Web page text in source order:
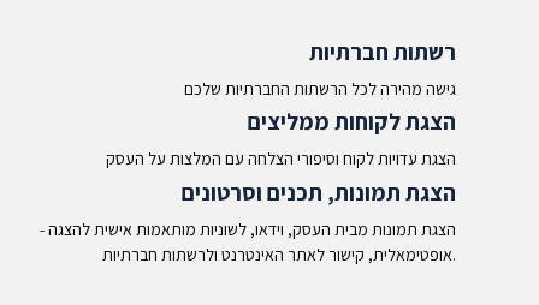
רשתות חברתיות
גישה מהירה לכל הרשתות החברתיות שלכם
הצגת לקוחות ממליצים
הצגת עדויות לקוח וסיפורי הצלחה עם המלצות על העסק
הצגת תמונות, תכנים וסרטונים
- הצגת תמונות מבית העסק, וידאו, לשוניות מותאמות אישית להצגה
אופטימאלית, קישור לאתר האינטרנט ולרשתות חברתיות.